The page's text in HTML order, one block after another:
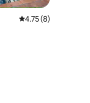
औसत रेटिंग 5 में से 4.75,
4.75 (8)